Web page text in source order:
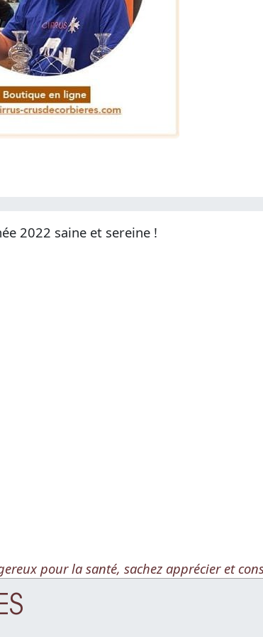
2022 saine et sereine !
pour la santé, sachez apprécier et